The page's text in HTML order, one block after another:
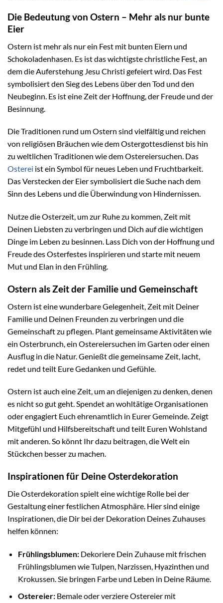
Die Bedeutung von Ostern – Mehr als nur bunte
Eier
Ostern ist mehr als nur ein Fest mit bunten Eiern und
Schokoladenhasen. Es ist das wichtigste christliche Fest, an
dem die Auferstehung Jesu Christi gefeiert wird. Das Fest
symbolisiert den Sieg des Lebens über den Tod und den
Neubeginn. Es ist eine Zeit der Hoffnung, der Freude und der
Besinnung.
Die Traditionen rund um Ostern sind vielfältig und reichen
von religiösen Bräuchen wie dem Ostergottesdienst bis hin
zu weltlichen Traditionen wie dem Ostereiersuchen. Das
Osterei ist ein Symbol für neues Leben und Fruchtbarkeit.
Das Verstecken der Eier symbolisiert die Suche nach dem
Sinn des Lebens und die Überwindung von Hindernissen.
Nutze die Osterzeit, um zur Ruhe zu kommen, Zeit mit
Deinen Liebsten zu verbringen und Dich auf die wichtigen
Dinge im Leben zu besinnen. Lass Dich von der Hoffnung und
Freude des Osterfestes inspirieren und starte mit neuem
Mut und Elan in den Frühling.
Ostern als Zeit der Familie und Gemeinschaft
Ostern ist eine wunderbare Gelegenheit, Zeit mit Deiner
Familie und Deinen Freunden zu verbringen und die
Gemeinschaft zu pflegen. Plant gemeinsame Aktivitäten wie
ein Osterbrunch, ein Ostereiersuchen im Garten oder einen
Ausflug in die Natur. Genießt die gemeinsame Zeit, lacht,
redet und teilt Eure Gedanken und Gefühle.
Ostern ist auch eine Zeit, um an diejenigen zu denken, denen
es nicht so gut geht. Spendet an wohltätige Organisationen
oder engagiert Euch ehrenamtlich in Eurer Gemeinde. Zeigt
Mitgefühl und Hilfsbereitschaft und teilt Euren Wohlstand
mit anderen. So könnt Ihr dazu beitragen, die Welt ein
Stückchen besser zu machen.
Inspirationen für Deine Osterdekoration
Die Osterdekoration spielt eine wichtige Rolle bei der
Gestaltung einer festlichen Atmosphäre. Hier sind einige
Inspirationen, die Dir bei der Dekoration Deines Zuhauses
helfen können:
Frühlingsblumen:Dekoriere Dein Zuhause mit frischen
Frühlingsblumen wie Tulpen, Narzissen, Hyazinthen und
Krokussen. Sie bringen Farbe und Leben in Deine Räume.
Ostereier:Bemale oder verziere Ostereier mit